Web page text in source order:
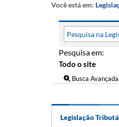
Você está em:
Pesquisa em:
Busca Avançada
Legislação